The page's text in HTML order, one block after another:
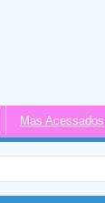
Mas Acessados